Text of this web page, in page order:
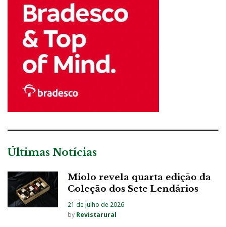
Últimas Notícias
Miolo revela quarta edição da
Coleção dos Sete Lendários
21 de julho de 2026
by Revistarural